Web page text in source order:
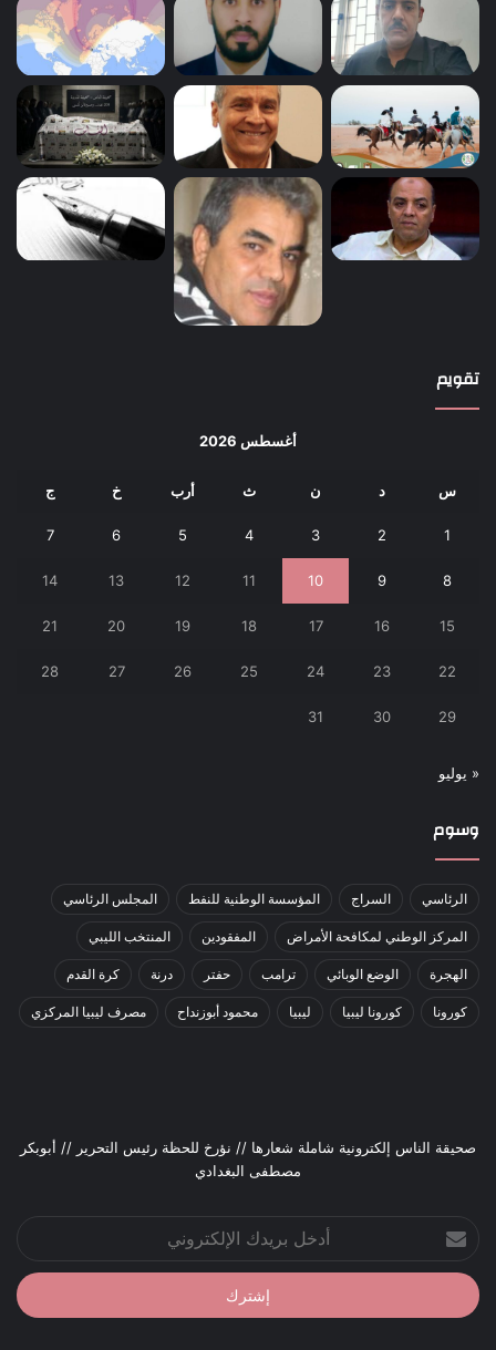
تقويم
أغسطس 2026
س د ن ث أرب خ ج
1
2
3
4
5
6
7
8
9
10
11
12
13
14
15
16
17
18
19
20
21
22
23
24
25
26
27
28
29
30
31
« يوليو
وسوم
الرئاسي السراج المؤسسة الوطنية للنفط المجلس الرئاسي
المركز الوطني لمكافحة الأمراض المفقودين المنتخب الليبي
الهجرة الوضع الوبائي ترامب حفتر درنة كرة القدم
كورونا كورونا ليبيا ليبيا محمود أبوزنداح مصرف ليبيا المركزي
صحيقة الناس إلكترونية شاملة شعارها // نؤرخ للحظة رئيس التحرير // أبوبكر
مصطفى البغدادي
بريدك
الإلكتروني